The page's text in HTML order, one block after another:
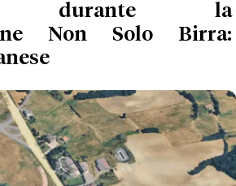
durante la
Non Solo Birra: